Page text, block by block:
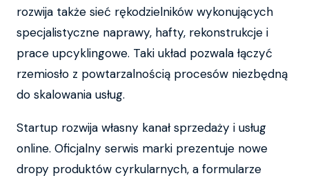
rozwija także sieć rękodzielników wykonujących
specjalistyczne naprawy, hafty, rekonstrukcje i
prace upcyklingowe. Taki układ pozwala łączyć
rzemiosło z powtarzalnością procesów niezbędną
do skalowania usług.
Startup rozwija własny kanał sprzedaży i usług
online. Oficjalny serwis marki prezentuje nowe
dropy produktów cyrkularnych, a formularze